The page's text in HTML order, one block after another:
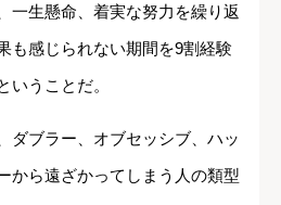
一生懸命、着実な努力を繰り返
も感じられない期間を9割経験
いうことだ。
ダブラー、オブセッシブ、ハッ
から遠ざかってしまう人の類型